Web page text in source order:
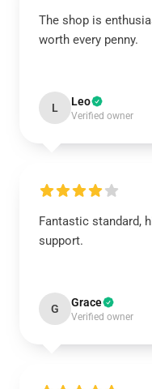
The shop is
worth every penny.
L Leo
Verified owner
Fantastic standard,
support.
G Grace
Verified owner